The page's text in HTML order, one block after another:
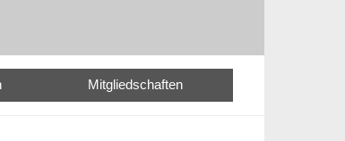
Mitgliedschaften